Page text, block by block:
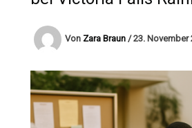
Von Zara Braun /23. November